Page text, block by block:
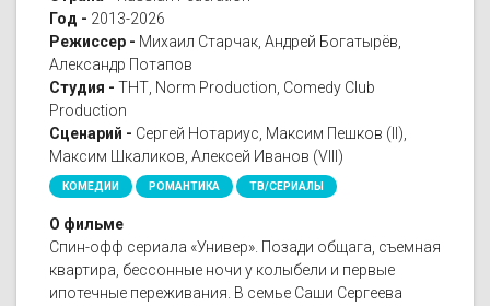
Год - 2013-2026
Режиссер - Михаил Старчак, Андрей Богатырёв,
Александр Потапов
Студия - ТНТ, Norm Production, Comedy Club
Production
Сценарий - Сергей Нотариус, Максим Пешков (II),
Максим Шкаликов, Алексей Иванов (VIII)
КОМЕДИИ РОМАНТИКА ТВ/СЕРИАЛЫ
О фильме
Спин-офф сериала «Универ». Позади общага, съемная
квартира, бессонные ночи у колыбели и первые
ипотечные переживания. В семье Саши Сергеева